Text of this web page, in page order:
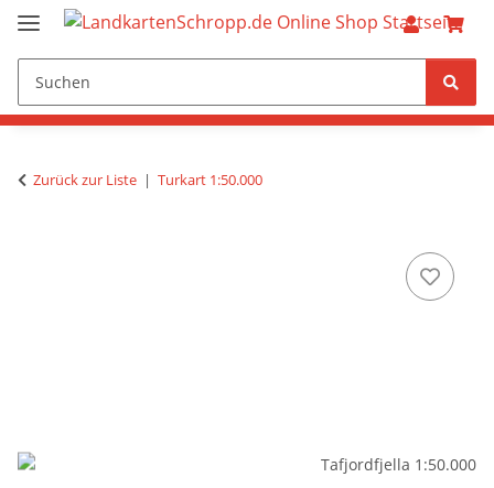
Zurück zur Liste Turkart 1:50.000